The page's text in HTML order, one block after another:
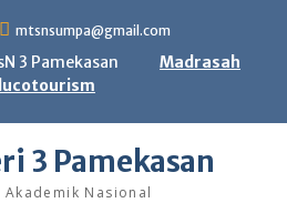
mtsnsumpa@gmail.com
3 Pamekasan
Madrasah
3 Pamekasan
Akademik Nasional